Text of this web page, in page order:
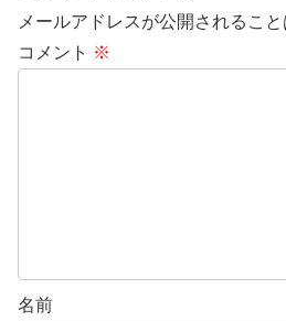
メールアドレスが公開されること
コメント ※
名前